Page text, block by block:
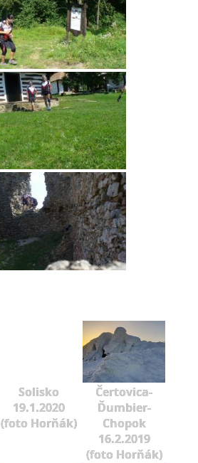
Solisko
19.1.2020
(foto Horňák)
Čertovica-
Ďumbier-
Chopok
16.2.2019
(foto Horňák)